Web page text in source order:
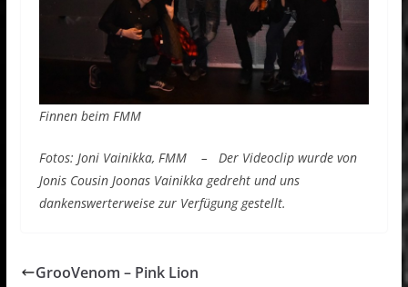
Finnen beim FMM
Fotos: Joni Vainikka, FMM – Der Videoclip wurde von
Jonis Cousin Joonas Vainikka gedreht und uns
dankenswerterweise zur Verfügung gestellt.
GrooVenom – Pink Lion